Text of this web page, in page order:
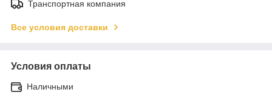
Транспортная компания
Все условия доставки
Условия оплаты
Наличными